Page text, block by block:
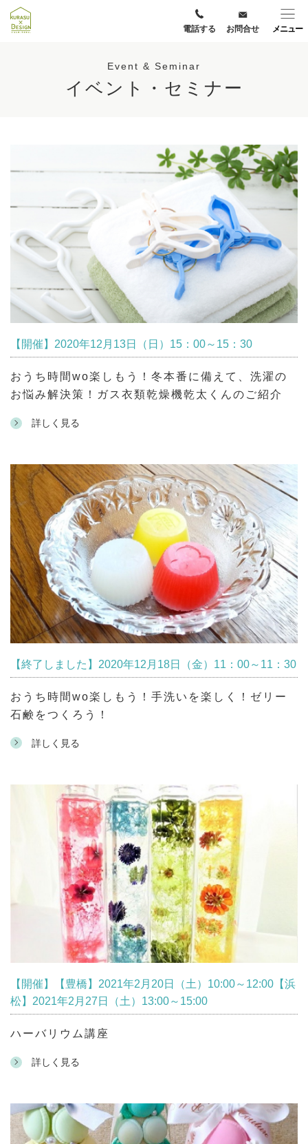
メニュー
電話する お問合せ
Event & Seminar
イベント・セミナー
【開催】2020年12月13日（日）15：00～15：30
おうち時間wo楽しもう！冬本番に備えて、洗濯の
お悩み解決策！ガス衣類乾燥機乾太くんのご紹介
詳しく見る
【終了しました】2020年12月18日（金）11：00～11：30
おうち時間wo楽しもう！手洗いを楽しく！ゼリー
石鹸をつくろう！
詳しく見る
【開催】【豊橋】2021年2月20日（土）10:00～12:00【浜
松】2021年2月27日（土）13:00～15:00
ハーバリウム講座
詳しく見る